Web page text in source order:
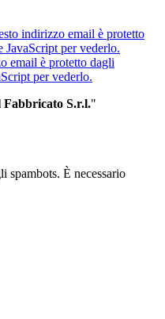
indirizzo email è protetto
JavaScript per vederlo.
email è protetto dagli
per vederlo.
Fabbricato S.r.l."
spambots. È necessario